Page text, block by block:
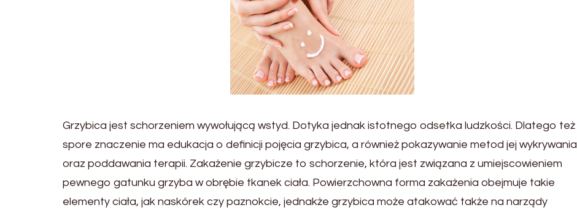
Grzybica jest schorzeniem wywołującą wstyd. Dotyka jednak istotnego odsetka ludzkości. Dlatego też
spore znaczenie ma edukacja o definicji pojęcia grzybica, a również pokazywanie metod jej wykrywania
oraz poddawania terapii. Zakażenie grzybicze to schorzenie, która jest związana z umiejscowieniem
pewnego gatunku grzyba w obrębie tkanek ciała. Powierzchowna forma zakażenia obejmuje takie
elementy ciała, jak naskórek czy paznokcie, jednakże grzybica może atakować także na narządy